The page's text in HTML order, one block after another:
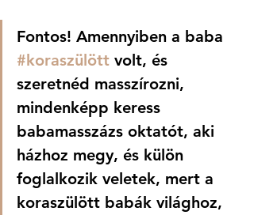
Fontos! Amennyiben a baba
#koraszülött volt, és
szeretnéd masszírozni,
mindenképp keress
babamasszázs oktatót, aki
házhoz megy, és külön
foglalkozik veletek, mert a
koraszülött babák világhoz,